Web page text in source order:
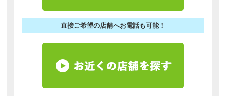
直接ご希望の店舗へお電話も可能！